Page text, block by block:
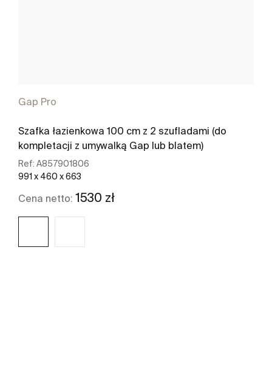
Gap Pro
Szafka łazienkowa 100 cm z 2 szufladami (do
kompletacji z umywalką Gap lub blatem)
Ref: A857901806
991 x 460 x 663
Cena netto: 1530 zł